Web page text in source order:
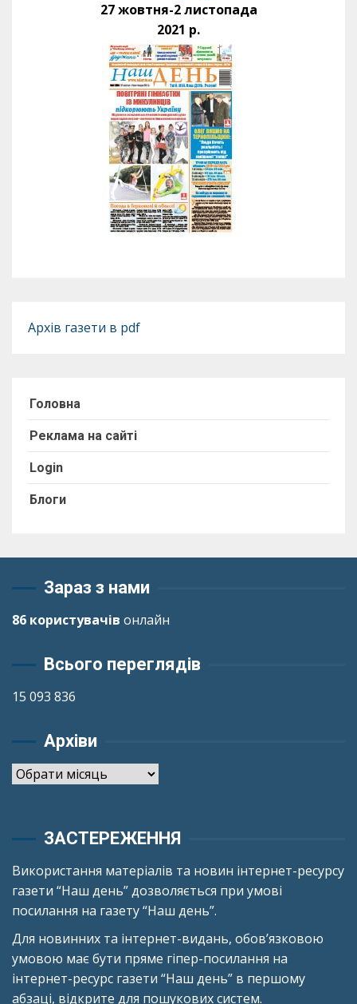
27 жовтня-2 листопада
2021 р.
Архів газети в pdf
Головна
Реклама на сайті
Login
Блоги
Зараз з нами
86 користувачів онлайн
Всього переглядів
15 093 836
Архіви
Архіви
ЗАСТЕРЕЖЕННЯ
Використання матеріалів та новин інтернет-ресурсу
газети “Наш день” дозволяється при умові
посилання на газету “Наш день”.
Для новинних та інтернет-видань, обов’язковою
умовою має бути пряме гіпер-посилання на
інтернет-ресурс газети “Наш день” в першому
абзаці, відкрите для пошукових систем.